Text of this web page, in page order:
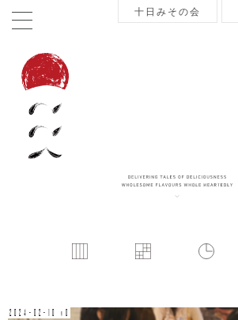
十日みその会
2024-02-10 v0